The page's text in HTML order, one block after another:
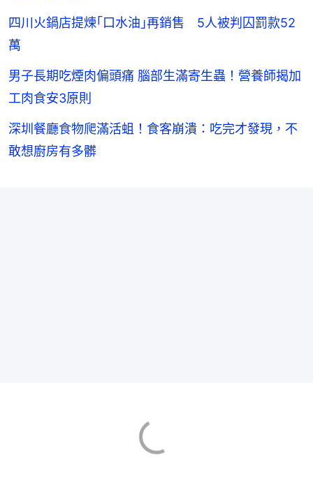
四川火鍋店提煉｢口水油｣再銷售 5人被判囚罰款52
萬
男子長期吃煙肉偏頭痛 腦部生滿寄生蟲！營養師揭加
工肉食安3原則
深圳餐廳食物爬滿活蛆！食客崩潰：吃完才發現，不
敢想廚房有多髒